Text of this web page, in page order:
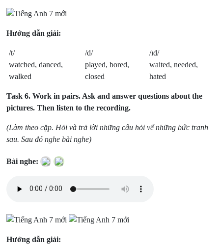
Hướng dẫn giải:
/t/ /d/
/ɪd/
watched, danced,
walked
played, bored,
closed
waited, needed,
hated
Task 6. Work in pairs. Ask and answer questions about the
pictures. Then listen to the recording.
(Làm theo cặp. Hỏi và trả lời những câu hỏi vể những bức tranh
sau. Sau đó nghe bài nghe)
Bài nghe:
Hướng dẫn giải: